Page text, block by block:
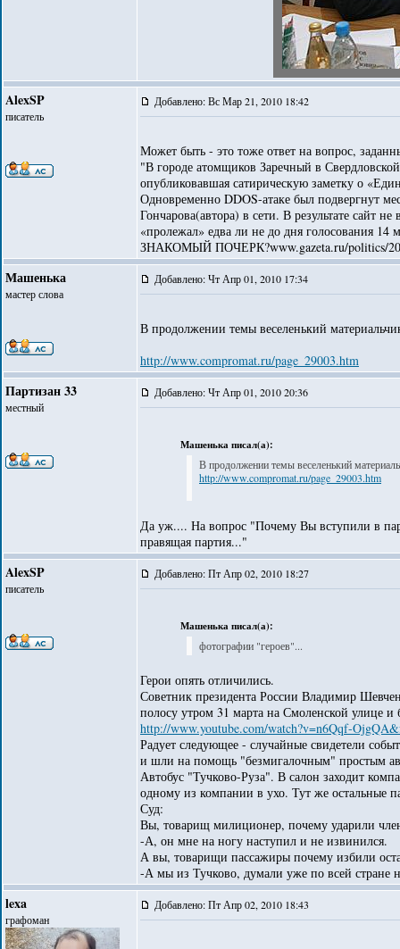
AlexSP
писатель
Добавлено: Вс Мар 21, 2010 18:42
Может быть - это тоже ответ на вопрос,
"В городе атомщиков Заречный в
опубликовавшая сатирическую заметку о
Одновременно DDOS-атаке был подвергнут
Гончарова(автора) в сети. В результате сайт
«пролежал» едва ли не до дня голосования 14
ЗНАКОМЫЙ ПОЧЕРК?www.gazeta.ru/politics/
Машенька
мастер слова
Добавлено: Чт Апр 01, 2010 17:34
В продолжении темы веселенький
http://www.compromat.ru/page_29003.htm
Партизан 33
местный
Добавлено: Чт Апр 01, 2010 20:36
Машенька писал(а):
В продолжении темы веселенький
http://www.compromat.ru/page_29003.htm
Да уж.... На вопрос "Почему Вы вступили в
правящая партия..."
AlexSP
писатель
Добавлено: Пт Апр 02, 2010 18:27
Машенька писал(а):
фотографии "героев"...
Герои опять отличились.
Советник президента России Владимир
полосу утром 31 марта на Смоленской улице
http://www.youtube.com/watch?v=n6Qqf-
Радует следующее - случайные свидетели
и шли на помощь "безмигалочным" простым
Автобус "Тучково-Руза". В салон заходит
одному из компании в ухо. Тут же остальные
Суд:
Вы, товарищ милиционер, почему ударили
-А, он мне на ногу наступил и не извинился.
А вы, товарищи пассажиры почему избили
-А мы из Тучково, думали уже по всей стране
lexa
графоман
Добавлено: Пт Апр 02, 2010 18:43